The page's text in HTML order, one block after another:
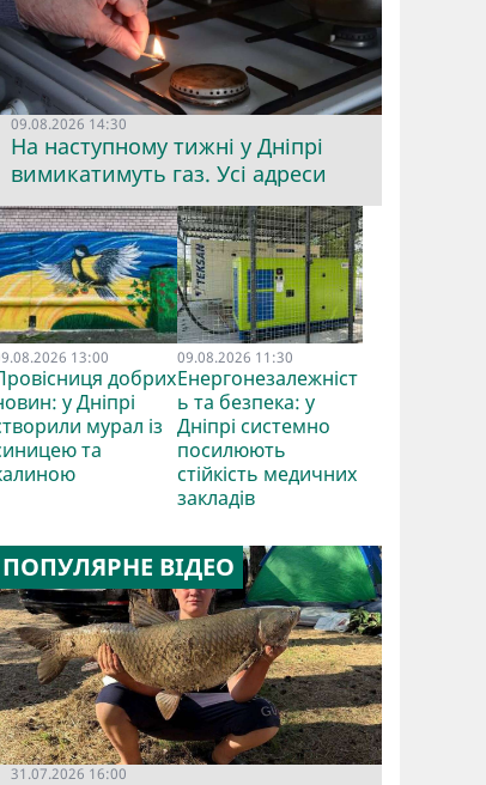
09.08.2026 14:30
На наступному тижні у Дніпрі
вимикатимуть газ. Усі адреси
13:00
добрих
у Дніпрі
мурал із
та
09.08.2026 11:30
Енергонезалежніст
ь та безпека: у
Дніпрі системно
посилюють
стійкість медичних
закладів
ПОПУЛЯРНЕ ВІДЕО
31.07.2026 16:00